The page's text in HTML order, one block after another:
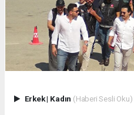
Erkek| Kadın (Haberi Sesli Oku)